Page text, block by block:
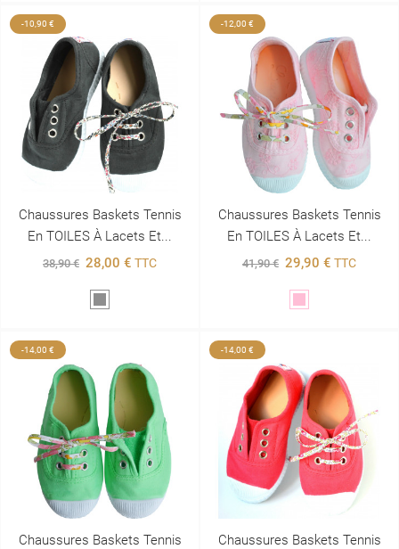
-10,90 €
Chaussures Baskets Tennis
En TOILES À Lacets Et...
38,90 € 28,00 € TTC
-12,00 €
Chaussures Baskets Tennis
En TOILES À Lacets Et...
41,90 € 29,90 € TTC
-14,00 €
Chaussures Baskets Tennis
-14,00 €
Chaussures Baskets Tennis